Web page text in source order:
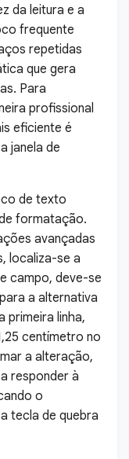
da leitura e a
frequente
repetidas
que gera
Para
profissional
eficiente é
janela de
de texto
formatação.
avançadas
localiza-se a
campo, deve-se
a alternativa
primeira linha,
centímetro no
a alteração,
responder à
o
tecla de quebra